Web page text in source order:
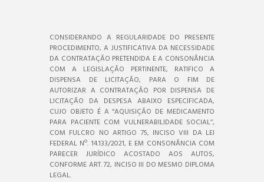
CONSIDERANDO A REGULARIDADE DO PRESENTE
PROCEDIMENTO, A JUSTIFICATIVA DA NECESSIDADE
DA CONTRATAÇÃO PRETENDIDA E A CONSONÂNCIA
COM A LEGISLAÇÃO PERTINENTE, RATIFICO A
DISPENSA DE LICITAÇÃO, PARA O FIM DE
AUTORIZAR A CONTRATAÇÃO POR DISPENSA DE
LICITAÇÃO DA DESPESA ABAIXO ESPECIFICADA,
CUJO OBJETO É A “AQUISIÇÃO DE MEDICAMENTO
PARA PACIENTE COM VULNERABILIDADE SOCIAL’’,
COM FULCRO NO ARTIGO 75, INCISO VIII DA LEI
FEDERAL Nº. 14.133/2021, E EM CONSONÂNCIA COM
PARECER JURÍDICO ACOSTADO AOS AUTOS,
CONFORME ART. 72, INCISO III DO MESMO DIPLOMA
LEGAL.